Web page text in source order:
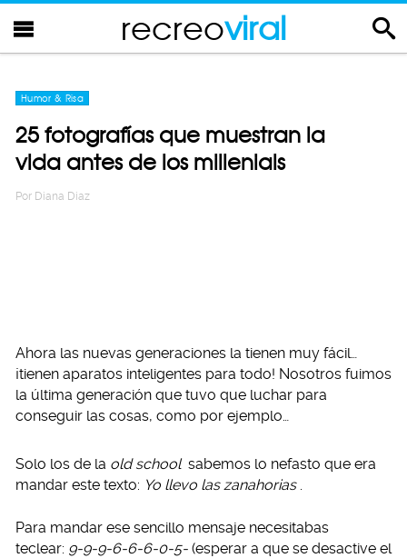
recreoviral
Humor & Risa
25 fotografías que muestran la
vida antes de los millenials
Por Diana Diaz
Ahora las nuevas generaciones la tienen muy fácil…
¡tienen aparatos inteligentes para todo! Nosotros fuimos
la última generación que tuvo que luchar para
conseguir las cosas, como por ejemplo…
Solo los de la old school sabemos lo nefasto que era
mandar este texto: Yo llevo las zanahorias .
Para mandar ese sencillo mensaje necesitabas
teclear: 9-9-9-6-6-6-0-5- (esperar a que se desactive el